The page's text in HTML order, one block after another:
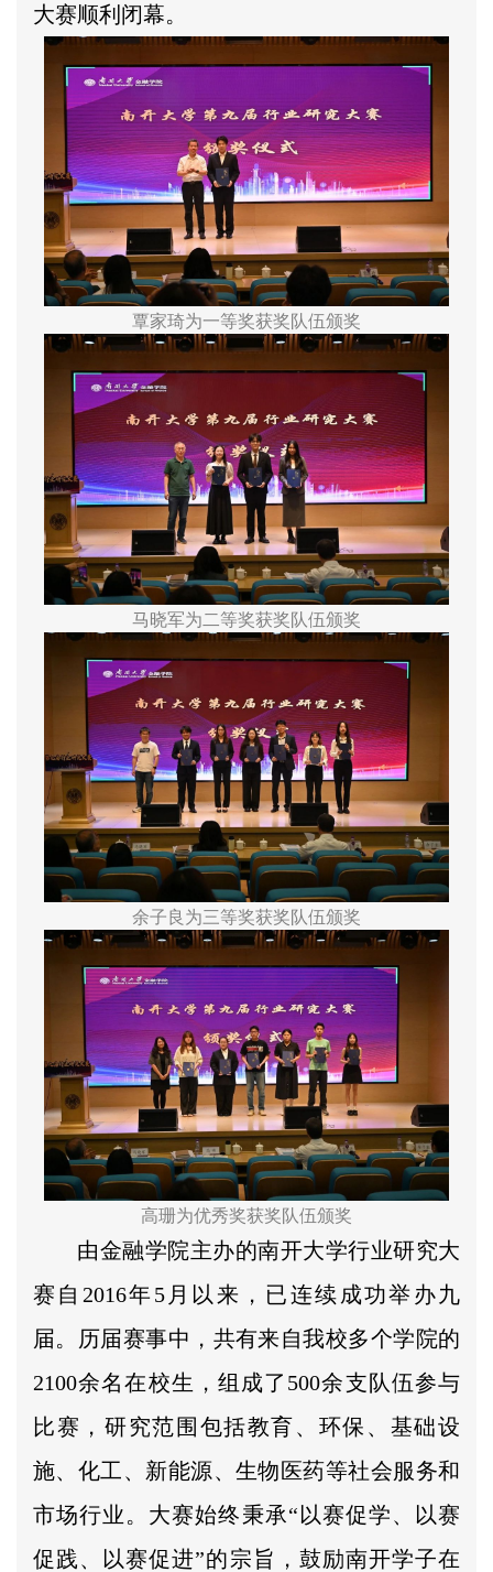
大赛顺利闭幕。
覃家琦为一等奖获奖队伍颁奖
马晓军为二等奖获奖队伍颁奖
余子良为三等奖获奖队伍颁奖
高珊为优秀奖获奖队伍颁奖
由金融学院主办的南开大学行业研究大
赛自2016年5月以来，已连续成功举办九
届。历届赛事中，共有来自我校多个学院的
2100余名在校生，组成了500余支队伍参与
比赛，研究范围包括教育、环保、基础设
施、化工、新能源、生物医药等社会服务和
市场行业。大赛始终秉承“以赛促学、以赛
促践、以赛促进”的宗旨，鼓励南开学子在